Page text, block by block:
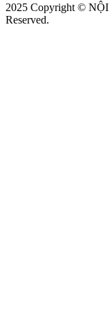
2025 Copyright ©
Reserved.